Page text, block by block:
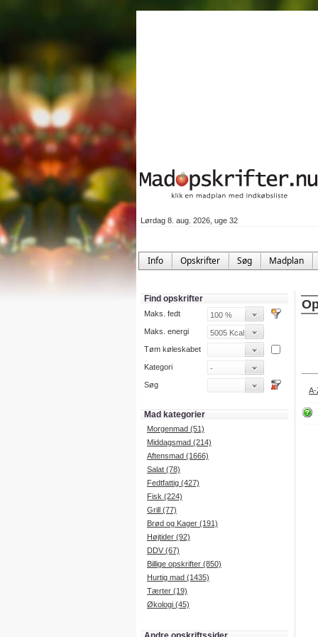
Lørdag 8. aug. 2026, uge 32
Info Opskrifter Søg Madplan
Find opskrifter
Maks. fedt
Maks. energi
Tøm køleskabet
Kategori
Søg
Mad kategorier
Morgenmad (51)
Middagsmad (214)
Aftensmad (1666)
Salat (78)
Fedtfattig (427)
Fisk (224)
Grill (77)
Brød og Kager (191)
Højtider (92)
DDV (67)
Billige opskrifter (850)
Hurtig mad (1435)
Tærter (19)
Økologi (45)
A-